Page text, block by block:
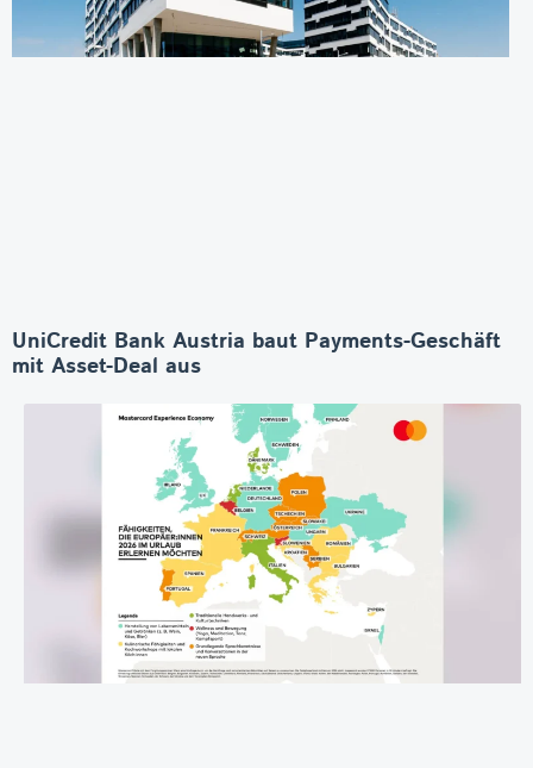
UniCredit Bank Austria baut Payments-Geschäft
mit Asset-Deal aus